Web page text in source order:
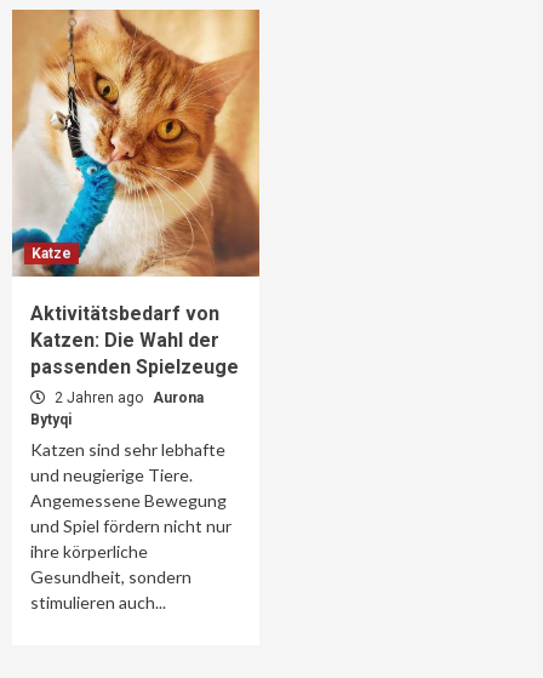
Katze
Aktivitätsbedarf von
Katzen: Die Wahl der
passenden Spielzeuge
2 Jahren ago Aurona
Bytyqi
Katzen sind sehr lebhafte
und neugierige Tiere.
Angemessene Bewegung
und Spiel fördern nicht nur
ihre körperliche
Gesundheit, sondern
stimulieren auch...